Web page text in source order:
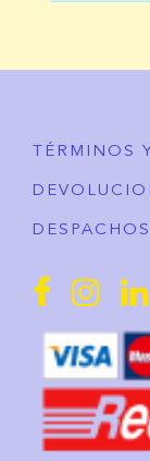
TÉRMINOS
DESPACHOS